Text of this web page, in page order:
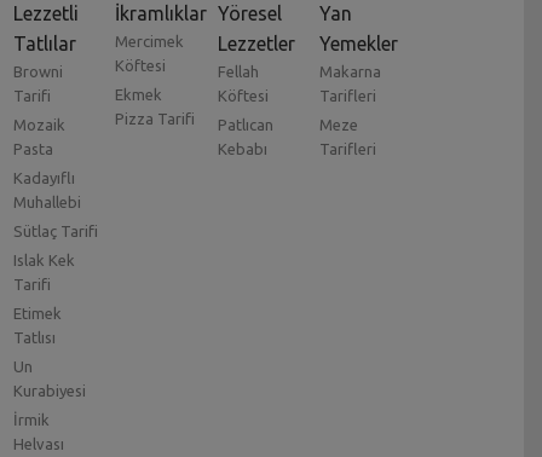
Lezzetli
Tatlılar
Browni
Tarifi
Mozaik
Pasta
Kadayıflı
Muhallebi
Sütlaç Tarifi
Islak Kek
Tarifi
Etimek
Tatlısı
Un
Kurabiyesi
İrmik
Helvası
İkramlıklar
Mercimek
Köftesi
Ekmek
Pizza Tarifi
Yöresel
Lezzetler
Fellah
Köftesi
Patlıcan
Kebabı
Yan
Yemekler
Makarna
Tarifleri
Meze
Tarifleri